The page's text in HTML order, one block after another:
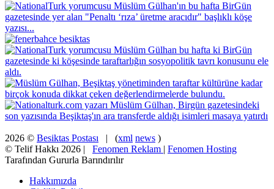
2026 © Besiktas Postası | (xml news )
© Telif Hakkı 2026 | Fenomen Reklam | Fenomen Hosting
Tarafından Gururla Barındırılır
Hakkımızda